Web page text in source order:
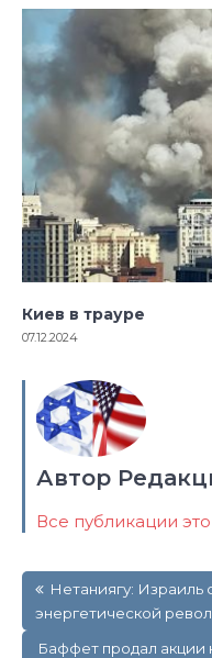
Киев в трауре
07.12.2024
Автор
Все публикации
по
записям
Нетаниягу: Израиль
энергетической
Баффет продал акции